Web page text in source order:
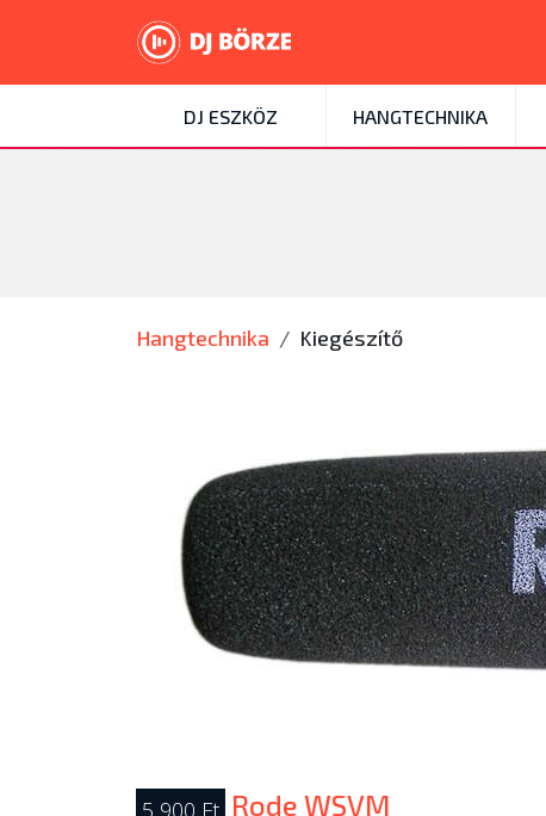
DJ ESZKÖZ HANGTECHNIKA
Hangtechnika Kiegészítő
5 900 Ft Rode WSVM